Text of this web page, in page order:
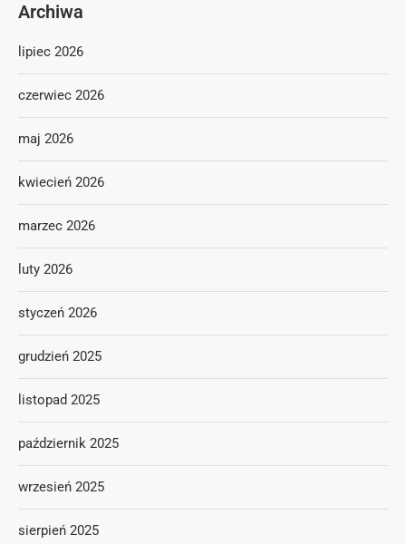
Archiwa
lipiec 2026
czerwiec 2026
maj 2026
kwiecień 2026
marzec 2026
luty 2026
styczeń 2026
grudzień 2025
listopad 2025
październik 2025
wrzesień 2025
sierpień 2025